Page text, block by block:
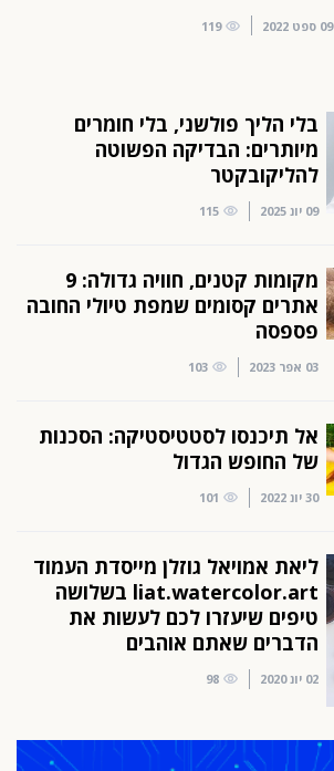
09 ספט 2022 119
בלי הליך פולשני, בלי חומרים
מיותרים: הבדיקה הפשוטה
להליקובקטר
09 יונ 2025 115
מקומות קטנים, חוויה גדולה: 9
אתרים קסומים שמפת טיולי החובה
פספסה
03 אפר 2023 103
אל תיכנסו לסטטיסטיקה: הסכנות
של החופש הגדול
30 יונ 2022 101
ליאת אמויאל גוזלן מייסדת העמוד
liat.watercolor.art בשלושה
טיפים שיעזרו לכם לעשות את
הדברים שאתם אוהבים
02 יונ 2020 98